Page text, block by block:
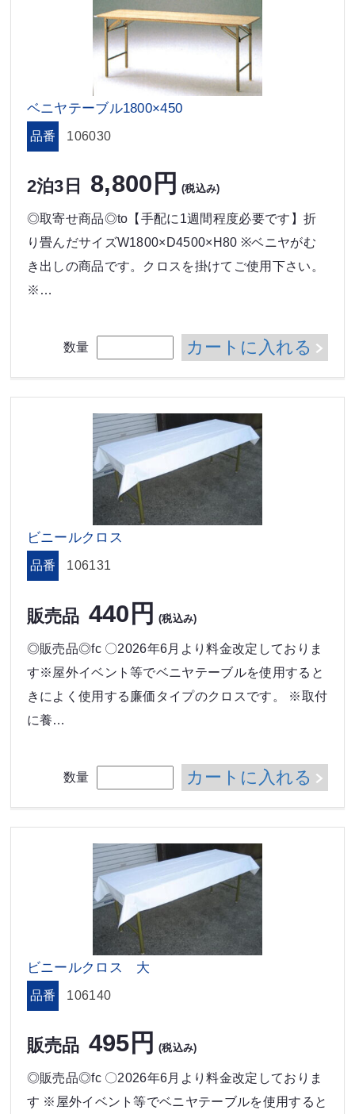
ベニヤテーブル1800×450
品番 106030
2泊3日 8,800円 (税込み)
◎取寄せ商品◎to【手配に1週間程度必要です】折
り畳んだサイズW1800×D4500×H80 ※ベニヤがむ
き出しの商品です。クロスを掛けてご使用下さい。
※…
数量 カートに入れる
ビニールクロス
品番 106131
販売品 440円 (税込み)
◎販売品◎fc 〇2026年6月より料金改定しておりま
す※屋外イベント等でベニヤテーブルを使用すると
きによく使用する廉価タイプのクロスです。 ※取付
に養…
数量 カートに入れる
ビニールクロス 大
品番 106140
販売品 495円 (税込み)
◎販売品◎fc 〇2026年6月より料金改定しておりま
す ※屋外イベント等でベニヤテーブルを使用すると